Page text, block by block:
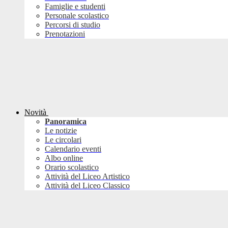
Famiglie e studenti
Personale scolastico
Percorsi di studio
Prenotazioni
Novità
Panoramica
Le notizie
Le circolari
Calendario eventi
Albo online
Orario scolastico
Attività del Liceo Artistico
Attività del Liceo Classico